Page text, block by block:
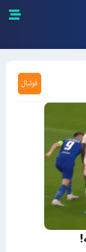
فوتبال